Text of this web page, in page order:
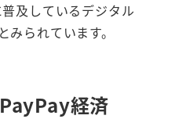
普及しているデジタル
られています。
経済